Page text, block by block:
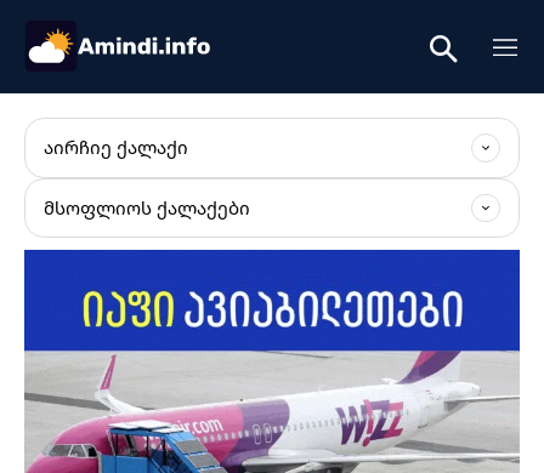
ᲐᲘᲠᲩᲘᲔ ᲥᲐᲚᲐᲥᲘ
ᲛᲡᲝᲤᲚᲘᲝᲡ ᲥᲐᲚᲐᲥᲔᲑᲘ